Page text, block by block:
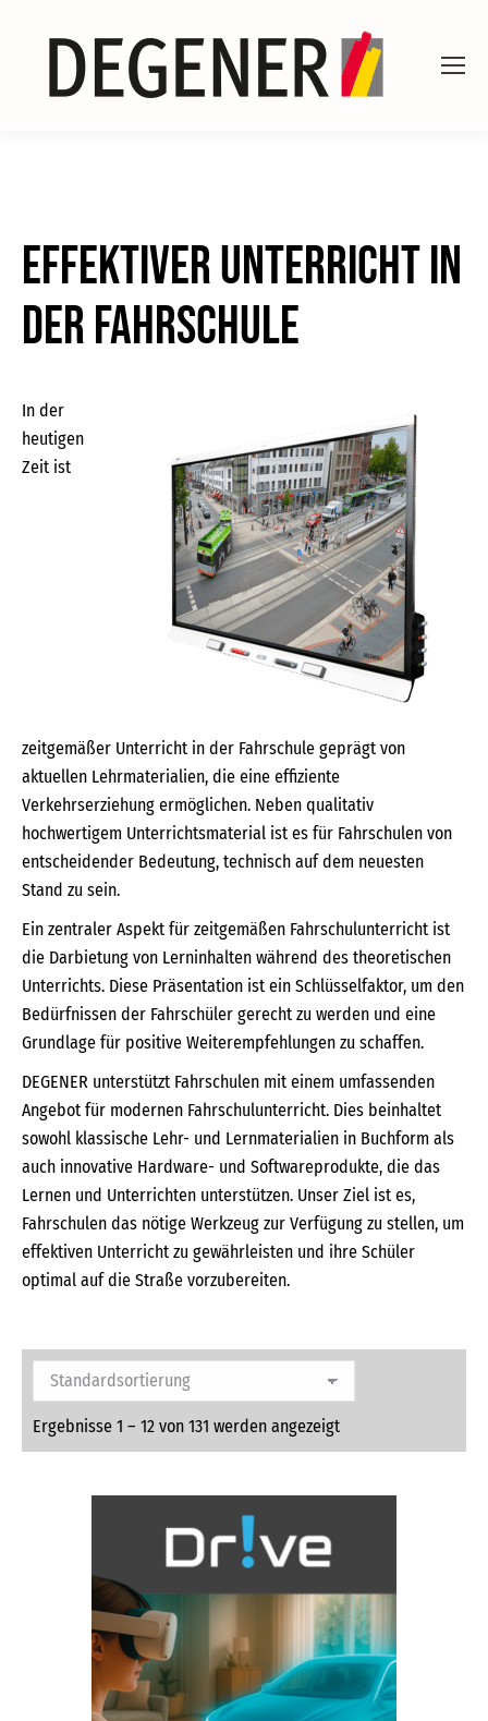
Effektiver Unterricht in
der Fahrschule
In der
heutigen
Zeit ist
zeitgemäßer Unterricht in der Fahrschule geprägt von
aktuellen Lehrmaterialien, die eine effiziente
Verkehrserziehung ermöglichen. Neben qualitativ
hochwertigem Unterrichtsmaterial ist es für Fahrschulen von
entscheidender Bedeutung, technisch auf dem neuesten
Stand zu sein.
Ein zentraler Aspekt für zeitgemäßen Fahrschulunterricht ist
die Darbietung von Lerninhalten während des theoretischen
Unterrichts. Diese Präsentation ist ein Schlüsselfaktor, um den
Bedürfnissen der Fahrschüler gerecht zu werden und eine
Grundlage für positive Weiterempfehlungen zu schaffen.
DEGENER unterstützt Fahrschulen mit einem umfassenden
Angebot für modernen Fahrschulunterricht. Dies beinhaltet
sowohl klassische Lehr- und Lernmaterialien in Buchform als
auch innovative Hardware- und Softwareprodukte, die das
Lernen und Unterrichten unterstützen. Unser Ziel ist es,
Fahrschulen das nötige Werkzeug zur Verfügung zu stellen, um
effektiven Unterricht zu gewährleisten und ihre Schüler
optimal auf die Straße vorzubereiten.
Ergebnisse 1 – 12 von 131 werden angezeigt